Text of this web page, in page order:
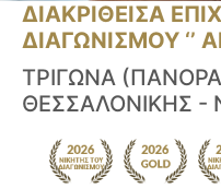
ΔΙΑΚΡΙΘΕΙΣΑ
ΔΙΑΓΩΝΙΣΜΟΥ ‘’
ΤΡΙΓΩΝΑ
ΘΕΣΣΑΛΟΝΙΚΗΣ -